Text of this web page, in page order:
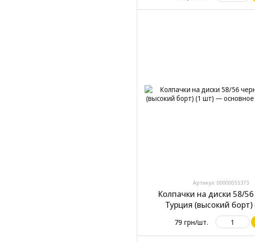
Артикул: 00000055373
Колпачки на диски 58/
Турция (высокий
79 грн/шт.